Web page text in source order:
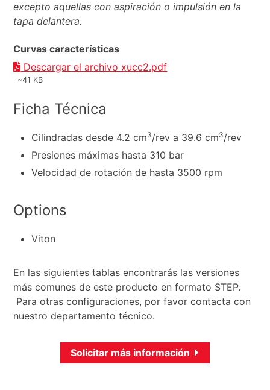
excepto aquellas con aspiración o impulsión en la
tapa delantera.
Curvas características
Descargar el archivo xucc2.pdf
~41 KB
Ficha Técnica
Cilindradas desde 4.2 cm3/rev a 39.6 cm3/rev
Presiones máximas hasta 310 bar
Velocidad de rotación de hasta 3500 rpm
Options
Viton
En las siguientes tablas encontrarás las versiones
más comunes de este producto en formato STEP.
Para otras configuraciones, por favor contacta con
nuestro departamento técnico.
Solicitar más información